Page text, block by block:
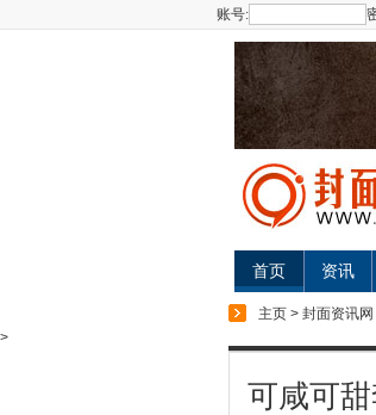
账号:
首页 资讯
主页 > 封面资讯网
>
可咸可